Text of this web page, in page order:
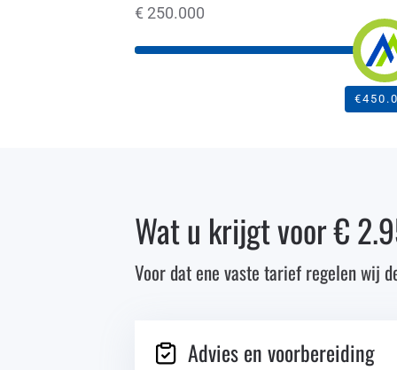
€ 250.000
Wat u krijgt voor €
Voor dat ene vaste tarief regelen wij
Advies en voorbereiding